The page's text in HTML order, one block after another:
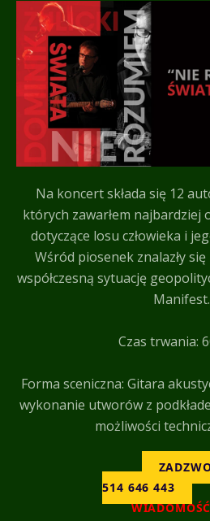
Na koncert składa się 12
których zawarłem najbardziej
dotyczące losu człowieka i
Wśród piosenek znalazły
współczesną sytuację
Manifest.
Czas trwania:
Forma sceniczna: Gitara
wykonanie utworów z
możliwości
514 646 443
WIADOMOŚĆ